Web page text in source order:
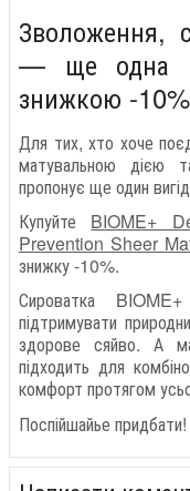
Зволоження,
— ще одна
знижкою -10%
Для тих, хто хоче
матувальною дією
пропонує ще один
Купуйте BIOME+
Prevention Sheer
знижку -10%.
Сироватка
підтримувати
здорове сяйво. А
підходить для
комфорт протягом
Поспійшайье